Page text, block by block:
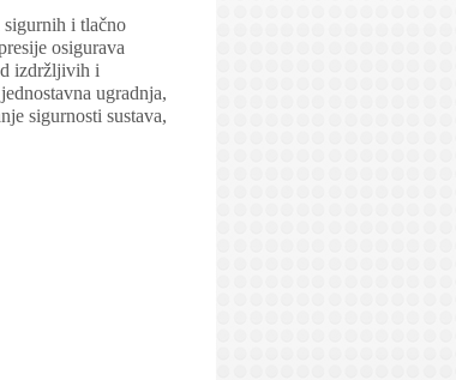
sigurnih i tlačno
osigurava
izdržljivih i
ugradnja,
sigurnosti sustava,